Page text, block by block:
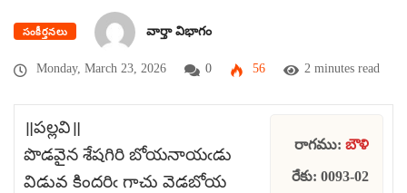
సంకీర్తనలు వార్తా విభాగం
Monday, March 23, 2026 0 56 2 minutes read
॥పల్లవి॥
పొడవైన శేషగిరి బోయనాయఁడు
విడువ కిందరిఁ గాచు వెడబోయ
రాగము: బౌళి
రేకు: 0093-02